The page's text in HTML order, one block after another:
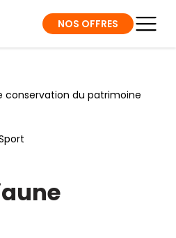
NOS OFFRES
conservation du patrimoine